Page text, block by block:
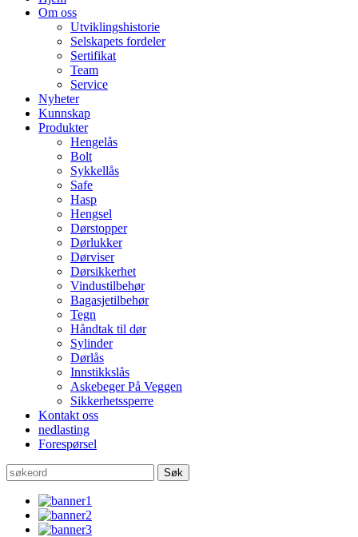
Om oss
Utviklingshistorie
Selskapets fordeler
Sertifikat
Team
Service
Nyheter
Kunnskap
Produkter
Hengelås
Bolt
Sykkellås
Safe
Hasp
Hengsel
Dørstopper
Dørlukker
Dørviser
Dørsikkerhet
Vindustilbehør
Bagasjetilbehør
Tegn
Håndtak til dør
Sylinder
Dørlås
Innstikkslås
Askebeger På Veggen
Sikkerhetssperre
Kontakt oss
nedlasting
Forespørsel